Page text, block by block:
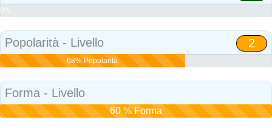
0%
Popolarità - Livello 2
68% Popolarità
Forma - Livello
60 % Forma